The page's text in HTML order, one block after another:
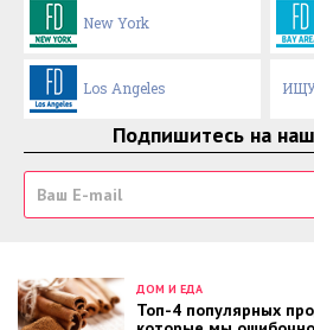
New York
Los Angeles
Подпишитесь на
ДОМ И ЕДА
Топ-4 популярных